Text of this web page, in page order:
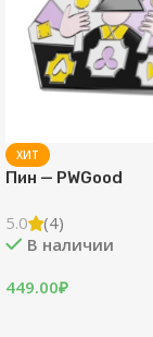
ХИТ
Пин — PWGood
5.0
(4)
В наличии
449.00₽